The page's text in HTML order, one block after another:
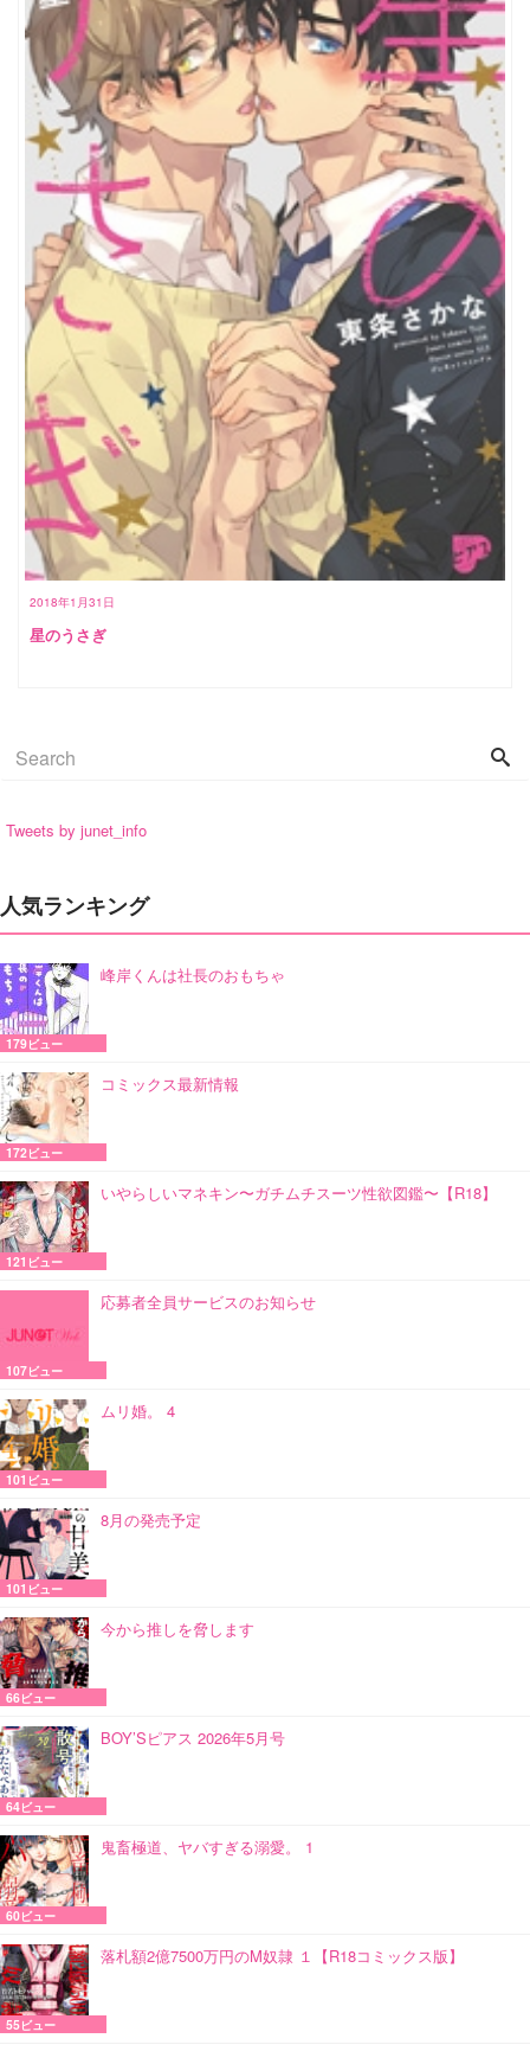
2018年1月31日
星のうさぎ
Tweets by junet_info
人気ランキング
峰岸くんは社長のおもちゃ
179ビュー
コミックス最新情報
172ビュー
いやらしいマネキン〜ガチムチスーツ性欲図鑑〜【R18】
121ビュー
応募者全員サービスのお知らせ
107ビュー
ムリ婚。 4
101ビュー
8月の発売予定
101ビュー
今から推しを脅します
66ビュー
BOY’Sピアス 2026年5月号
64ビュー
鬼畜極道、ヤバすぎる溺愛。 1
60ビュー
落札額2億7500万円のM奴隷 １【R18コミックス版】
55ビュー